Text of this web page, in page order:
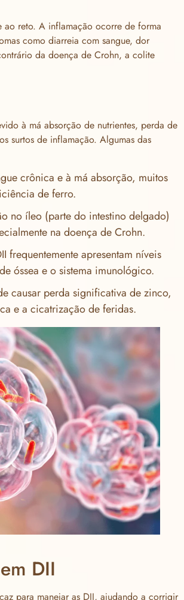
reto. A inflamação ocorre de forma
como diarreia com sangue, dor
da doença de Crohn, a colite
à má absorção de nutrientes, perda de
surtos de inflamação. Algumas das
crônica e à má absorção, muitos
de ferro.
no íleo (parte do intestino delgado)
na doença de Crohn.
frequentemente apresentam níveis
óssea e o sistema imunológico.
causar perda significativa de zinco,
e a cicatrização de feridas.
DII
para manejar as DII, ajudando a corrigir